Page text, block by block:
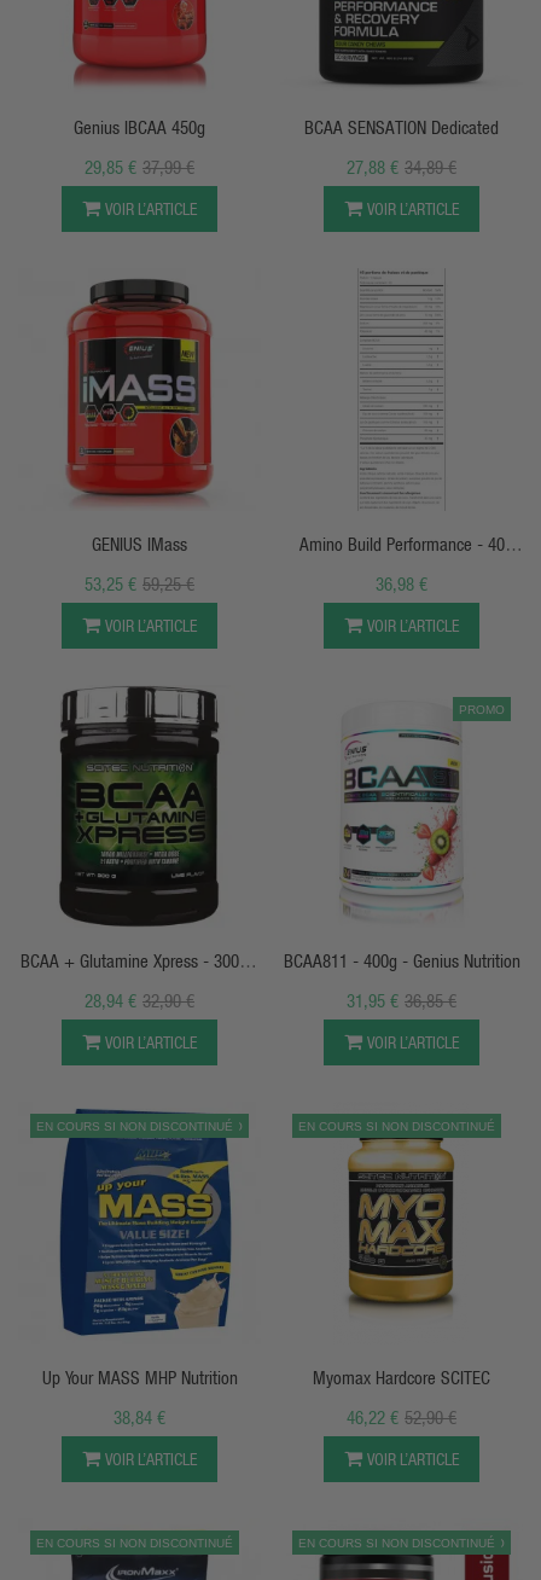
APERÇU RAPIDE
Genius IBCAA 450g
37,99 €
29,85 €
VOIR L’ARTICLE
BCAA SENSATION Dedicated
34,89 €
27,88 €
VOIR L’ARTICLE
APERÇU RAPIDE
GENIUS IMass
59,25 €
53,25 €
VOIR L’ARTICLE
APERÇU RAPIDE
Amino Build Performance - 40
Doses - Muscletech
36,98 €
VOIR L’ARTICLE
BCAA + Glutamine Xpress - 300g -
Scitec32,90 €
28,94 €
VOIR L’ARTICLE
PROMO
APERÇU RAPIDE
BCAA811 - 400g - Genius Nutrition
36,85 €
31,95 €
VOIR L’ARTICLE
PROMO
EN COURS SI NON DISCONTINUÉ
APERÇU RAPIDE
Up Your MASS MHP Nutrition
38,84 €
VOIR L’ARTICLE
EN COURS SI NON DISCONTINUÉ
Myomax Hardcore SCITEC
52,90 €
46,22 €
VOIR L’ARTICLE
EN COURS SI NON DISCONTINUÉ PROMO
EN COURS SI NON DISCONTINUÉ